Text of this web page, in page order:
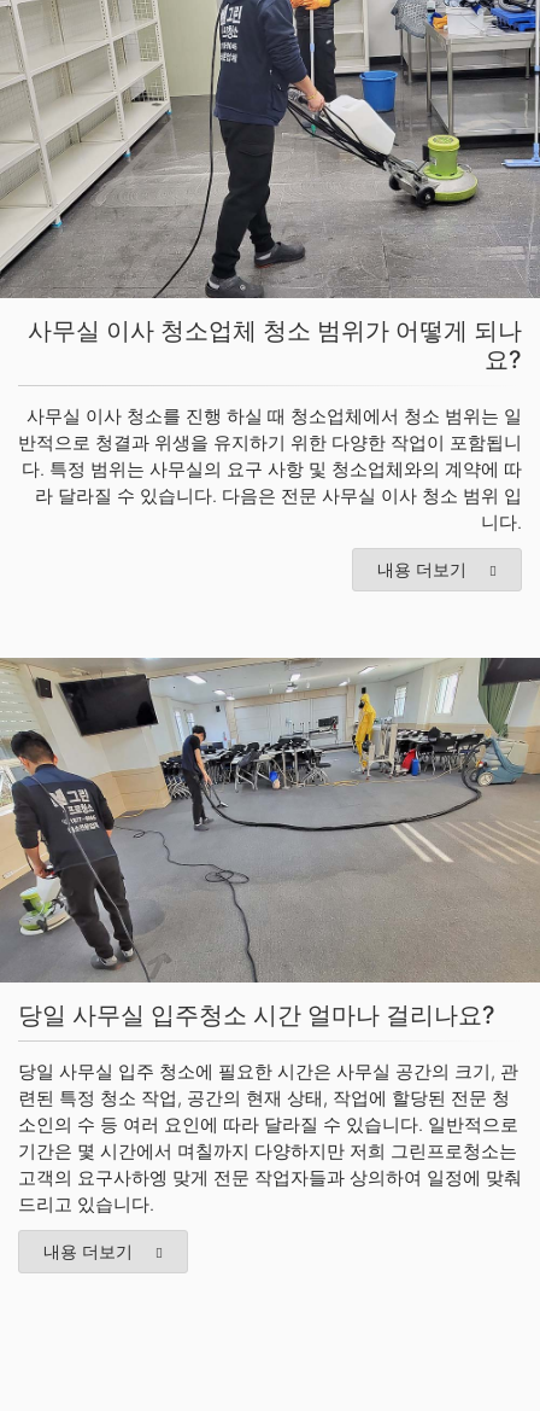
사무실 이사 청소업체 청소 범위가 어떻게 되나
요?
사무실 이사 청소를 진행 하실 때 청소업체에서 청소 범위는 일
반적으로 청결과 위생을 유지하기 위한 다양한 작업이 포함됩니
다. 특정 범위는 사무실의 요구 사항 및 청소업체와의 계약에 따
라 달라질 수 있습니다. 다음은 전문 사무실 이사 청소 범위 입
니다.
내용 더보기
당일 사무실 입주청소 시간 얼마나 걸리나요?
당일 사무실 입주 청소에 필요한 시간은 사무실 공간의 크기, 관
련된 특정 청소 작업, 공간의 현재 상태, 작업에 할당된 전문 청
소인의 수 등 여러 요인에 따라 달라질 수 있습니다. 일반적으로
기간은 몇 시간에서 며칠까지 다양하지만 저희 그린프로청소는
고객의 요구사하엥 맞게 전문 작업자들과 상의하여 일정에 맞춰
드리고 있습니다.
내용 더보기